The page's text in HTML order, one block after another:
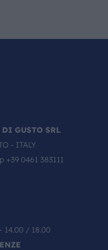
GUSTO SRL
- ITALY
+39 0461 383111
14.00 / 18.00